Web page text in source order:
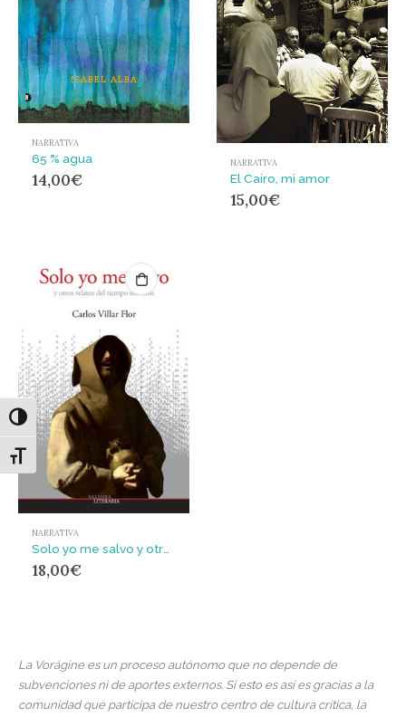
Alternar alto contraste
Alternar tamaño de letra
NARRATIVA
65 % agua
14,00€
NARRATIVA
El Cairo, mi amor
15,00€
NARRATIVA
18,00€
La Vorágine es un proceso autónomo que no depende de
subvenciones ni de aportes externos. Si esto es así es gracias a la
comunidad que participa de nuestro centro de cultura crítica, la